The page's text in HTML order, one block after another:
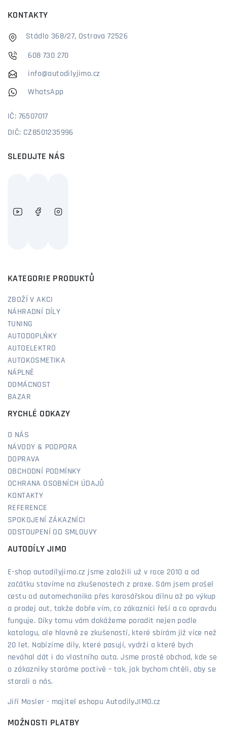
KONTAKTY
Stádlo 368/27, Ostrava 72526
608 730 270
info@autodilyjimo.cz
WhatsApp
IČ: 76507017
DIČ: CZ8501235996
SLEDUJTE NÁS
KATEGORIE PRODUKTŮ
ZBOŽÍ V AKCI
NÁHRADNÍ DÍLY
TUNING
AUTODOPLŇKY
AUTOELEKTRO
AUTOKOSMETIKA
NÁPLNĚ
DOMÁCNOST
BAZAR
RYCHLÉ ODKAZY
O NÁS
NÁVODY & PODPORA
DOPRAVA
OBCHODNÍ PODMÍNKY
OCHRANA OSOBNÍCH ÚDAJŮ
KONTAKTY
REFERENCE
SPOKOJENÍ ZÁKAZNÍCI
ODSTOUPENÍ OD SMLOUVY
AUTODÍLY JIMO
E-shop autodílyjimo.cz jsme založili už v roce 2010 a od
začátku stavíme na zkušenostech z praxe. Sám jsem prošel
cestu od automechanika přes karosářskou dílnu až po výkup
a prodej aut, takže dobře vím, co zákazníci řeší a co opravdu
funguje. Díky tomu vám dokážeme poradit nejen podle
katalogu, ale hlavně ze zkušeností, které sbírám již více než
20 let. Nabízíme díly, které pasují, vydrží a které bych
neváhal dát i do vlastního auta. Jsme prostě obchod, kde se
o zákazníky staráme poctivě – tak, jak bychom chtěli, aby se
starali o nás.
Jiří Mosler - majitel eshopu AutodilyJIMO.cz
MOŽNOSTI PLATBY